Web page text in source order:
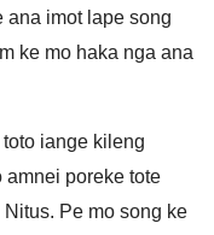
ana imot lape song
ke mo haka nga ana
iange kileng
amnei poreke tote
Pe mo song ke